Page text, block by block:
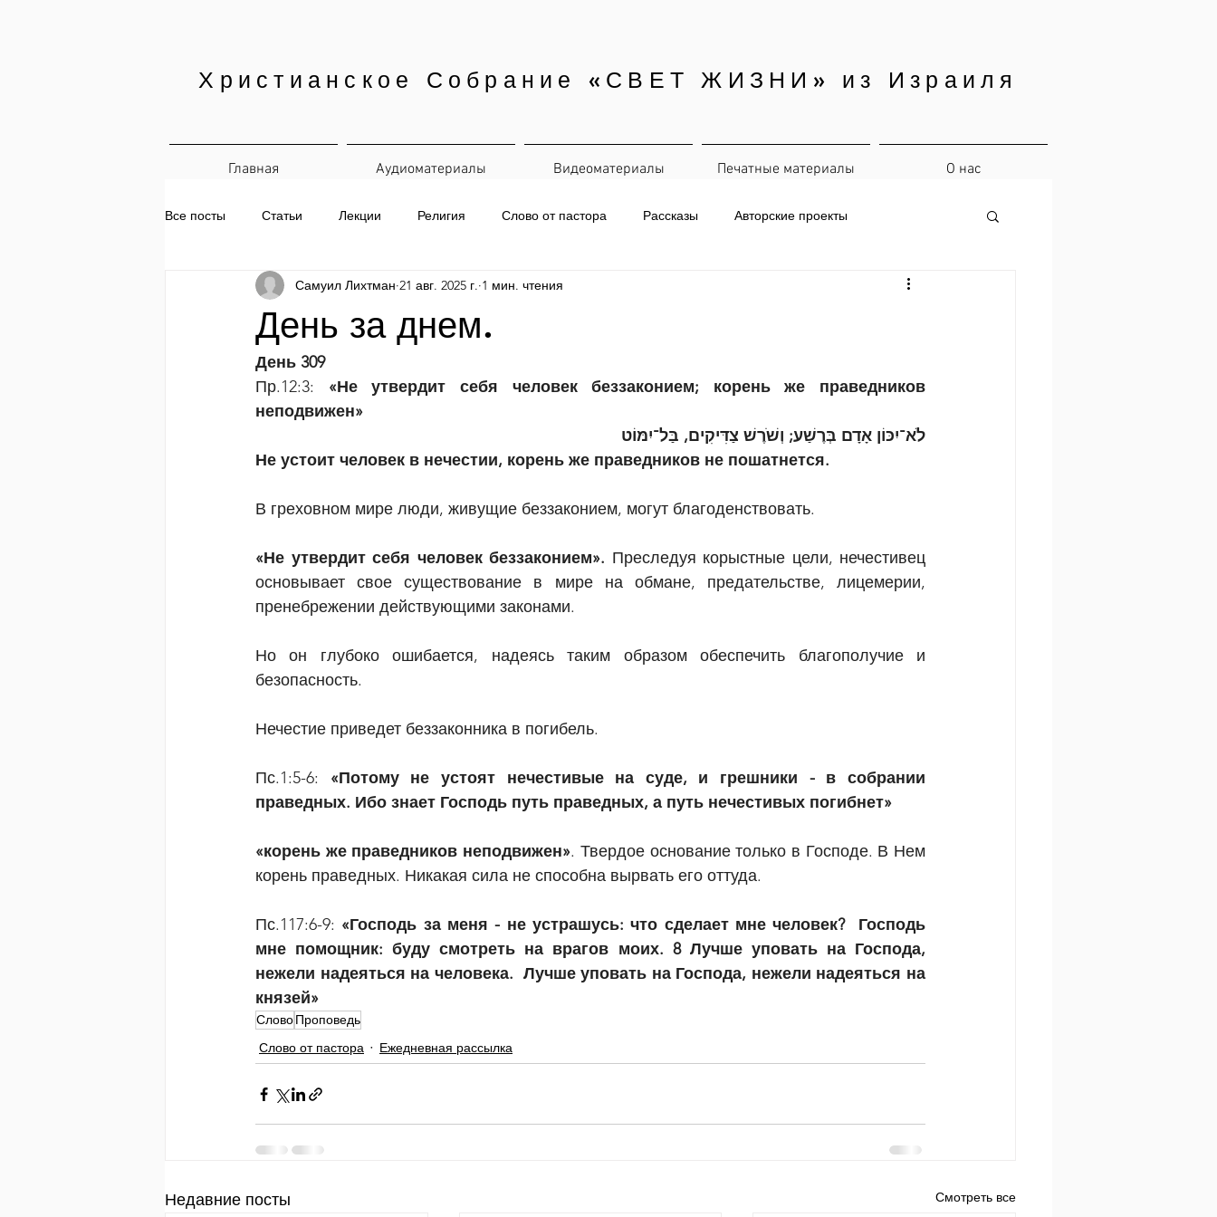
Христианское Собрание «СВЕТ ЖИЗНИ» из Израиля
Главная Аудиоматериалы Видеоматериалы Печатные материалы О нас
Все посты Статьи Лекции Религия Слово от пастора Рассказы Авторские проекты
Печатные материалы Ежедневная рассылка
День за днем.
Самуил Лихтман 21 авг. 2025 г. 1 мин. чтения
День 309
Пр.12:3: «Не утвердит себя человек беззаконием; корень же праведников
неподвижен»
לֹא־יִכּוֹן אָדָם בְּרֶשַׁע; וְשֹׁרֶשׁ צַדִּיקִים, בַּל־יִמּוֹט
Не устоит человек в нечестии, корень же праведников не пошатнется.
В греховном мире люди, живущие беззаконием, могут благоденствовать.
«Не утвердит себя человек беззаконием». Преследуя корыстные цели, нечестивец
основывает свое существование в мире на обмане, предательстве, лицемерии,
пренебрежении действующими законами.
Но он глубоко ошибается, надеясь таким образом обеспечить благополучие и
безопасность.
Нечестие приведет беззаконника в погибель.
Пс.1:5-6: «Потому не устоят нечестивые на суде, и грешники - в собрании
праведных. Ибо знает Господь путь праведных, а путь нечестивых погибнет»
«корень же праведников неподвижен». Твердое основание только в Господе. В Нем
корень праведных. Никакая сила не способна вырвать его оттуда.
Пс.117:6-9: «Господь за меня - не устрашусь: что сделает мне человек?  Господь
мне помощник: буду смотреть на врагов моих. 8 Лучше уповать на Господа,
нежели надеяться на человека.  Лучше уповать на Господа, нежели надеяться на
князей»
СловоПроповедь
Слово от пастора
Ежедневная рассылка
Недавние посты Смотреть все